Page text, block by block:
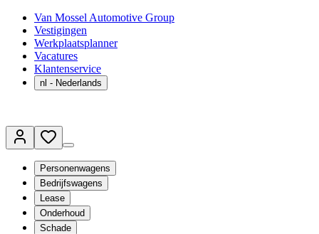
Van Mossel Automotive Group
Vestigingen
Werkplaatsplanner
Vacatures
Klantenservice
nl - Nederlands
Personenwagens
Bedrijfswagens
Lease
Onderhoud
Schade